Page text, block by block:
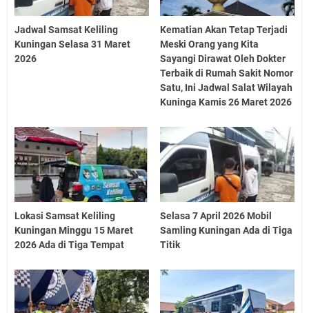
Jadwal Samsat Keliling
Kuningan Selasa 31 Maret
2026
Kematian Akan Tetap Terjadi
Meski Orang yang Kita
Sayangi Dirawat Oleh Dokter
Terbaik di Rumah Sakit Nomor
Satu, Ini Jadwal Salat Wilayah
Kuninga Kamis 26 Maret 2026
Lokasi Samsat Keliling
Kuningan Minggu 15 Maret
2026 Ada di Tiga Tempat
Selasa 7 April 2026 Mobil
Samling Kuningan Ada di Tiga
Titik